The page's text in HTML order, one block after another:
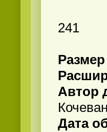
241
Автор
Дата